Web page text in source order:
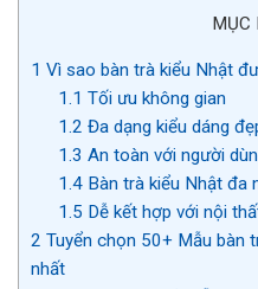
MỤC
1 Vì sao bàn trà kiểu Nhật
1.1 Tối ưu không gian
1.2 Đa dạng kiểu dáng
1.3 An toàn với người
1.4Bàn trà kiểu Nhật đa
1.5 Dễ kết hợp với nội
2 Tuyển chọn 50+ Mẫu bàn
nhất